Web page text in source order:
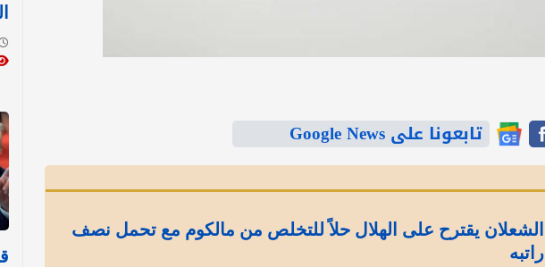
تابعونا على Google News
الشعلان يقترح على الهلال حلاً للتخلص من مالكوم مع تحمل نصف
راتبه